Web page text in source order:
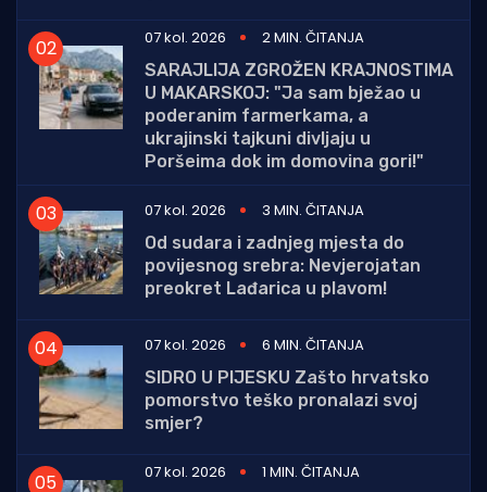
07 kol. 2026
2 MIN. ČITANJA
SARAJLIJA ZGROŽEN KRAJNOSTIMA
U MAKARSKOJ: "Ja sam bježao u
poderanim farmerkama, a
ukrajinski tajkuni divljaju u
Poršeima dok im domovina gori!"
07 kol. 2026
3 MIN. ČITANJA
Od sudara i zadnjeg mjesta do
povijesnog srebra: Nevjerojatan
preokret Lađarica u plavom!
07 kol. 2026
6 MIN. ČITANJA
SIDRO U PIJESKU Zašto hrvatsko
pomorstvo teško pronalazi svoj
smjer?
07 kol. 2026
1 MIN. ČITANJA